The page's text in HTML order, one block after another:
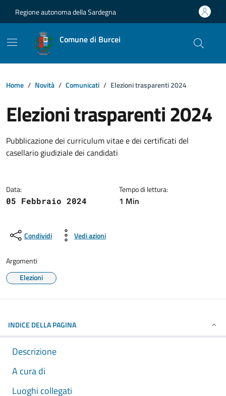
Regione autonoma della Sardegna
Comune di Burcei
Home Novità Comunicati Elezioni trasparenti 2024
Elezioni trasparenti 2024
Dettagli della notizia
Pubblicazione dei curriculum vitae e dei certificati del
casellario giudiziale dei candidati
Data:
05 Febbraio 2024
Tempo di lettura:
1 Min
Condividi Vedi azioni
Argomenti
Elezioni
INDICE DELLA PAGINA
Descrizione
A cura di
Luoghi collegati